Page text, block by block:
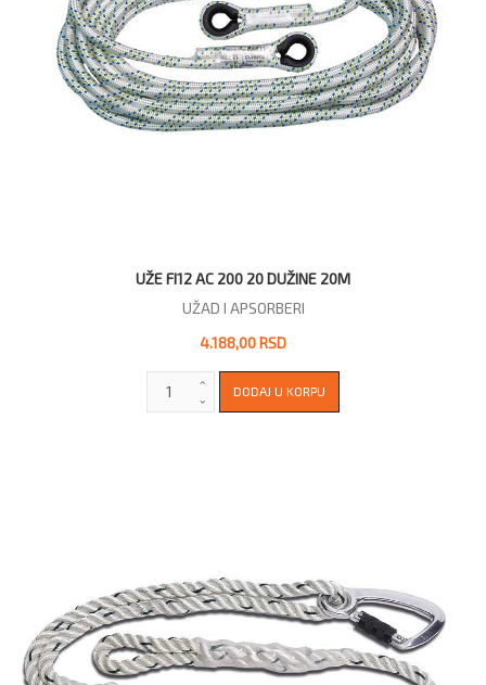
UŽE FI12 AC 200 20 DUŽINE 20M
UŽAD I APSORBERI
4.188,00 RSD